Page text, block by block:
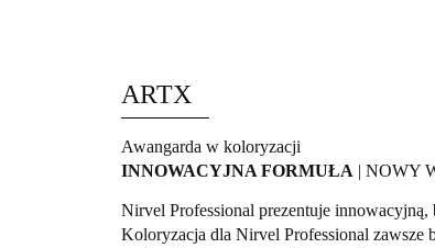
ARTX
Awangarda w koloryzacji
INNOWACYJNA FORMUŁA | NOWY
Nirvel Professional prezentuje innowacyjną,
Koloryzacja dla Nirvel Professional zawsze